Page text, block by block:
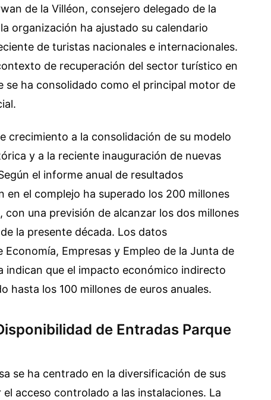
de la Villéon, consejero delegado de la
organización ha ajustado su calendario
de turistas nacionales e internacionales.
de recuperación del sector turístico en
se ha consolidado como el principal motor de
crecimiento a la consolidación de su modelo
y a la reciente inauguración de nuevas
el informe anual de resultados
en el complejo ha superado los 200 millones
con una previsión de alcanzar los dos millones
la presente década. Los datos
Empresas y Empleo de la Junta de
indican que el impacto económico indirecto
hasta los 100 millones de euros anuales.
de Entradas Parque
se ha centrado en la diversificación de sus
acceso controlado a las instalaciones. La